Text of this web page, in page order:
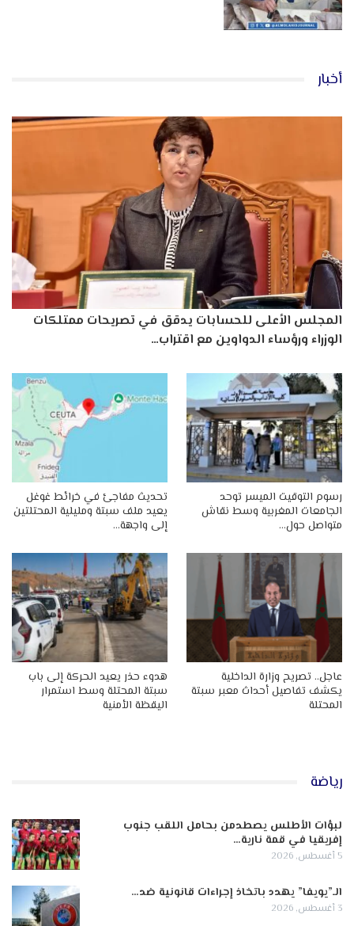
أخبار
المجلس الأعلى للحسابات يدقق في تصريحات ممتلكات
الوزراء ورؤساء الدواوين مع اقتراب…
رسوم التوقيت الميسر توحد
الجامعات المغربية وسط نقاش
متواصل حول…
تحديث مفاجئ في خرائط غوغل
يعيد ملف سبتة ومليلية المحتلتين
إلى واجهة…
عاجل.. تصريح وزارة الداخلية
يكشف تفاصيل أحداث معبر سبتة
المحتلة
هدوء حذر يعيد الحركة إلى باب
سبتة المحتلة وسط استمرار
اليقظة الأمنية
رياضة
لبؤات الأطلس يصطدمن بحامل اللقب جنوب
إفريقيا في قمة نارية…
5 أغسطس, 2026
الـ”يويفا” يهدد باتخاذ إجراءات قانونية ضد…
3 أغسطس, 2026